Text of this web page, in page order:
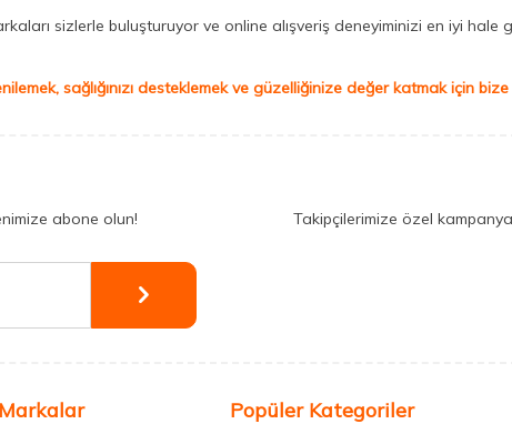
sizlerle buluşturuyor ve online alışveriş deneyiminizi en iyi hale
sağlığınızı desteklemek ve güzelliğinize değer katmak için bize
abone olun! Takipçilerimize özel
Popüler Kategoriler